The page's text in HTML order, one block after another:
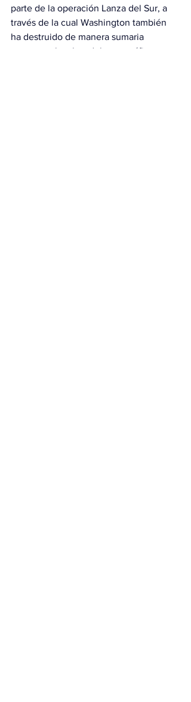
parte de la operación Lanza del Sur, a
través de la cual Washington también
ha destruido de manera sumaria
supuestas lanchas del narcotráfico que